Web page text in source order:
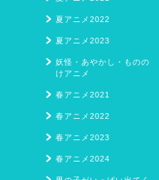
夏アニメ2022
夏アニメ2023
妖怪・あやかし・ものの
けアニメ
春アニメ2021
春アニメ2022
春アニメ2023
春アニメ2024